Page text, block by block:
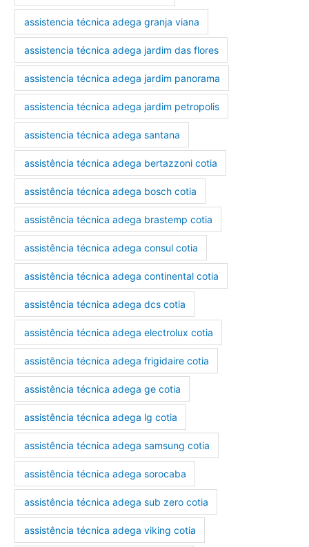
assistencia técnica adega granja viana
assistencia técnica adega jardim das flores
assistencia técnica adega jardim panorama
assistencia técnica adega jardim petropolis
assistencia técnica adega santana
assistência técnica adega bertazzoni cotia
assistência técnica adega bosch cotia
assistência técnica adega brastemp cotia
assistência técnica adega consul cotia
assistência técnica adega continental cotia
assistência técnica adega dcs cotia
assistência técnica adega electrolux cotia
assistência técnica adega frigidaire cotia
assistência técnica adega ge cotia
assistência técnica adega lg cotia
assistência técnica adega samsung cotia
assistência técnica adega sorocaba
assistência técnica adega sub zero cotia
assistência técnica adega viking cotia